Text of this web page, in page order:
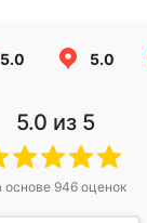
5.0 5.0
5.0 из 5
основе 946оценок